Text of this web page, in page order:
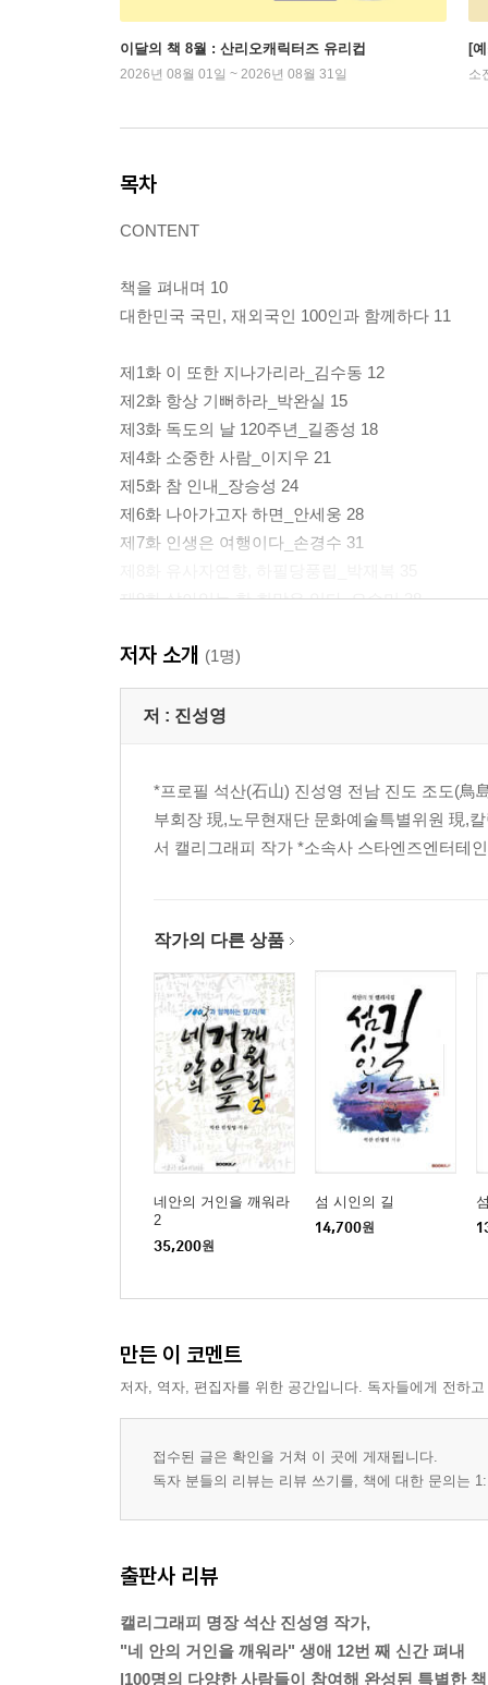
이달의 책 8월 : 산리오캐릭터즈 유리컵
2026년 08월 01일 ~ 2026년 08월 31일
[
소
목차
CONTENT
책을 펴내며 10
대한민국 국민, 재외국인 100인과 함께하다 11
제1화 이 또한 지나가리라_김수동 12
제2화 항상 기뻐하라_박완실 15
제3화 독도의 날 120주년_길종성 18
제4화 소중한 사람_이지우 21
제5화 참 인내_장승성 24
제6화 나아가고자 하면_안세웅 28
제7화 인생은 여행이다_손경수 31
제9화 살아있는 한 희망은 있다_오승미 38
제11화 생각대로 이루어진다_김경자 46
제12화 일필정도(一筆正道)_김두한 49
제13화 사소한 것들을 소중히_박고은 52
제16화 물같이 바람같이_이상봉 61
제17화 별처럼 서두르지 않고.._노희자 65
제18화 아버지 반만 따라가면 성공한다_한태범 68
제21화 사랑 사랑 누가 말했나_남궁옥분 80
제22화 행동하라!_윤태호 85
제23화 죽을 만큼 겸손 하라_장정림 88
제24화 내가 꿈을 이루면.._김성태 92
제25화 이 기사, 운전해_이희숙 95
제26화 길을 나서라_김창환 99
제27화 습관은.._이민정 103
제28화 사랑으로_이주호 108
제29화 상선약수(上善若水)_박세향 112
제30화 아! 좋다, 아! 행복하다_정경원 116
제31화 해병대정신! 들이대 으아~_김흥국 119
제32화 두드려라! 열릴 것이다_신미순 123
제36화 처음 그 마음으로_진영철 137
제37화 살아있음에 행복을 느끼며_양일근 141
제38화 시련은.._김오남 144
제39화 일어나라_황인경 148
제40화 진정성을 보여라_김상욱 151
제43화 고향_정수옥 162
제44화 예쁜 모습은 눈에 남고_양우경 166
제45화 언제나 당신의 마음은 봄이었으면_이춘화
제46화 늘 준비된 자(者)가 되자_김다희 172
제47화 辛, 信, 新_신홍관 176
저자 소개 (1명)
저 : 진성영
*프로필 석산(石山) 진성영 전남 진도 조도(鳥
부회장 現,노무현재단 문화예술특별위원 現,
서 캘리그래피 작가 *소속사 스타엔즈엔터테
작가의 다른 상품
네안의 거인을 깨워라
2
35,200원
섬 시인의 길
14,700원
만든 이 코멘트
저자, 역자, 편집자를 위한 공간입니다. 독자들에게 전하
접수된 글은 확인을 거쳐 이 곳에 게재됩니다.
독자 분들의 리뷰는 리뷰 쓰기를, 책에 대한 문의는
출판사 리뷰
캘리그래피 명장 석산 진성영 작가,
"네 안의 거인을 깨워라" 생애 12번 째 신간 펴내
|100명의 다양한 사람들이 참여해 완성된 특별한 책